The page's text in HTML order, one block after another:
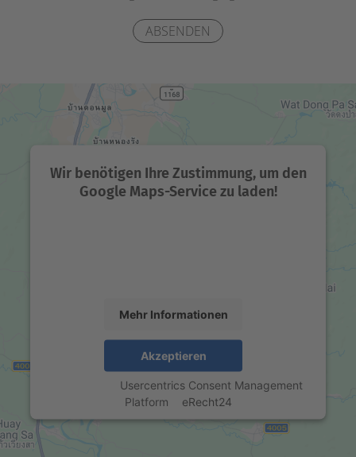
Wir benötigen Ihre Zustimmung, um den
Google Maps-Service zu laden!
Mehr Informationen
Akzeptieren
Usercentrics Consent Management
Platform
eRecht24